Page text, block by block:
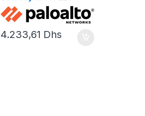
licence d’abonnement (1
an) – 1 licence
4.233,61 Dhs